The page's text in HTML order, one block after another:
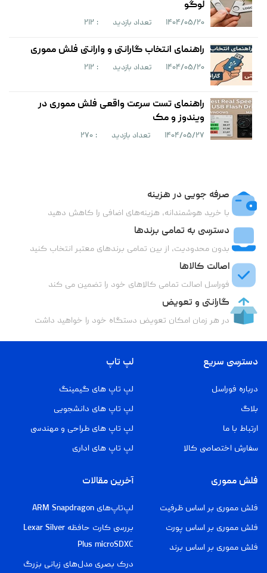
لوگو
۱۴۰۴/۰۵/۲۰ تعداد بازدید : ۲۱۲
راهنمای انتخاب گارانتی و وارانتی فلش مموری
۱۴۰۴/۰۵/۲۰ تعداد بازدید : ۲۱۲
راهنمای تست سرعت واقعی فلش مموری در
ویندوز و مک
۱۴۰۴/۰۵/۲۷ تعداد بازدید : ۲۷۰
صرفه جویی در هزینه
با خرید هوشمندانه، هزینه‌های اضافی را کاهش دهید
دسترسی به تمامی برندها
بدون محدودیت، از بین تمامی برندهای معتبر انتخاب کنید
اصالت کالاها
فوراسل اصالت تمامی کالاهای خود را تضمین می کند
گارانتی و تعویض
در هر زمان امکان تعویض دستگاه خود را خواهید داشت
دسترسی سریع
درباره فوراسل
بلاگ
ارتباط با ما
سفارش اختصاصی کالا
لپ تاپ
لپ تاپ های گیمینگ
لپ تاپ های دانشجویی
لپ تاپ های طراحی و مهندسی
لپ تاپ های اداری
فلش مموری
فلش مموری بر اساس ظرفیت
فلش مموری بر اساس پورت
فلش مموری بر اساس برند
آخرین مقالات
لپ‌تاپ‌های ARM Snapdragon
بررسی کارت حافظه Lexar Silver
Plus microSDXC
درک بصری مدل‌های زبانی بزرگ